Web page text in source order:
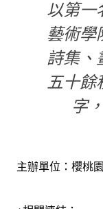
以第一
藝術學
詩集、
五十餘
字
主辦單位：櫻桃